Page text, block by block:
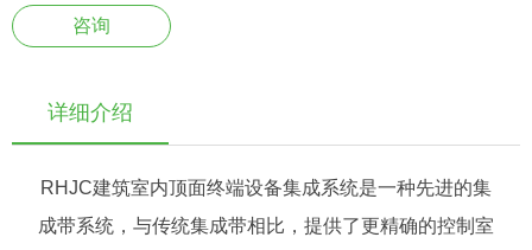
咨询
详细介绍
RHJC建筑室内顶面终端设备集成系统是一种先进的集
成带系统，与传统集成带相比，提供了更精确的控制室